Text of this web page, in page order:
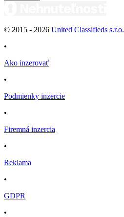
© 2015 - 2026 United Classifieds s.r.o.
•
Ako inzerovať
•
Podmienky inzercie
•
Firemná inzercia
•
Reklama
•
GDPR
•